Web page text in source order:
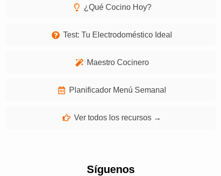
¿Qué Cocino Hoy?
Test: Tu Electrodoméstico Ideal
Maestro Cocinero
Planificador Menú Semanal
Ver todos los recursos →
Síguenos